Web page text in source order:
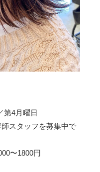
第4月曜日
スタッフを募集中で
〜1800円